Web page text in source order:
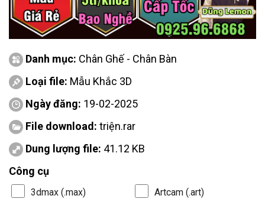
Danh mục: Chân Ghế - Chân Bàn
Loại file: Mẫu Khắc 3D
Ngày đăng: 19-02-2025
File download: triện.rar
Dung lượng file: 41.12 KB
Công cụ
3dmax (.max)
Artcam (.art)